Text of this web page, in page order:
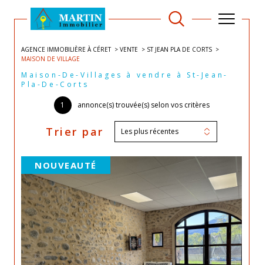
AGENCE IMMOBILIÈRE À CÉRET VENTE
ST JEAN PLA DE CORTS
MAISON DE VILLAGE
Maison-De-Villages à vendre à St-Jean-
Pla-De-Corts
1 annonce(s) trouvée(s) selon vos critères
Trier par Les plus récentes
NOUVEAUTÉ